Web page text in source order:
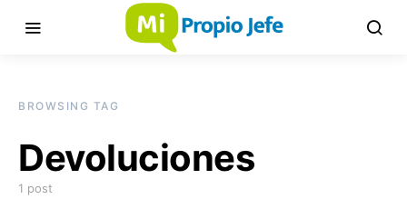
BROWSING TAG
Devoluciones
1 post